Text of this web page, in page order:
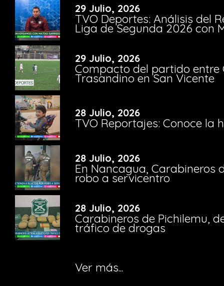
29 Julio, 2026
TVO Deportes: Análisis del
Liga de Segunda 2026 con
29 Julio, 2026
Compacto del partido entre
Trasandino en San Vicente
28 Julio, 2026
TVO Reportajes: Conoce la
28 Julio, 2026
En Nancagua, Carabineros
robo a servicentro
28 Julio, 2026
Carabineros de Pichilemu,
tráfico de drogas
Ver más...